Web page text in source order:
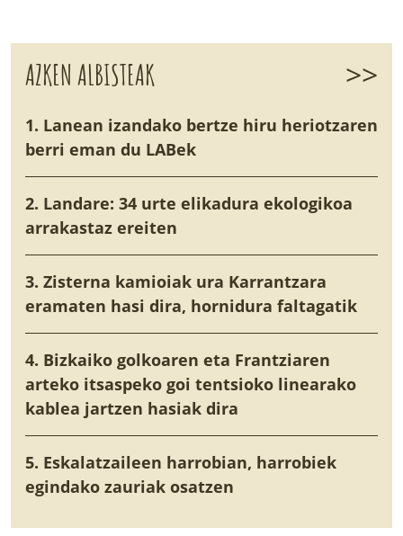
AZKEN ALBISTEAK >>
1. Lanean izandako bertze hiru heriotzaren
berri eman du LABek
2. Landare: 34 urte elikadura ekologikoa
arrakastaz ereiten
3. Zisterna kamioiak ura Karrantzara
eramaten hasi dira, hornidura faltagatik
4. Bizkaiko golkoaren eta Frantziaren
arteko itsaspeko goi tentsioko linearako
kablea jartzen hasiak dira
5. Eskalatzaileen harrobian, harrobiek
egindako zauriak osatzen